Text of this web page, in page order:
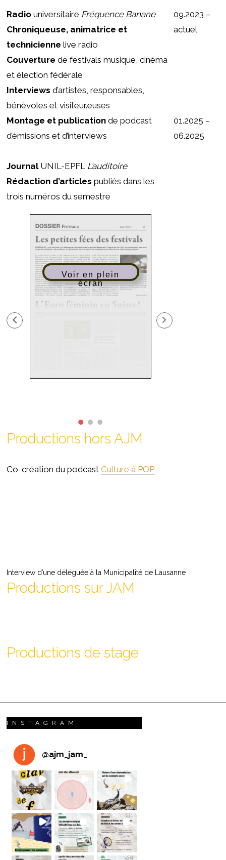
Radio universitaire Fréquence Banane
Chroniqueuse, animatrice et
technicienne live radio
Couverture de festivals musique, cinéma
et élection fédérale
Interviewsd’artistes, responsables,
bénévoles et visiteur.euses
Montage et publicationde podcast
d’émissions et d’interviews
JournalUNIL-EPFL L’auditoire
Rédaction d’articlespubliés dans les
trois numéros du semestre
Voir en plein
écran
09.2023 –
actuel
01.2025 –
06.2025
Productions hors AJM
Co-création du podcastCulture à POP
Interview d’une déléguée à la Municipalité de Lausanne
Productions sur JAM
Productions de stage
INSTAGRAM
@ajm_jam_